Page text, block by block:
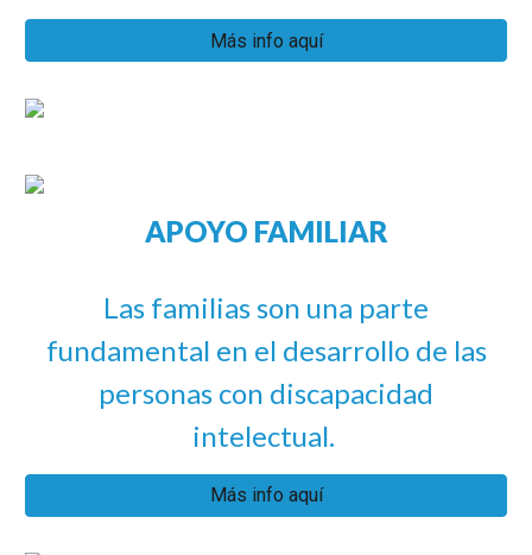
Más info aquí
APOYO FAMILIAR
Las familias son una parte
fundamental en el desarrollo de las
personas con discapacidad
intelectual.
Más info aquí